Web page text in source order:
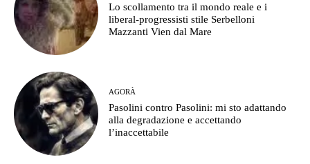
Lo scollamento tra il mondo reale e i
liberal-progressisti stile Serbelloni
Mazzanti Vien dal Mare
AGORÀ
Pasolini contro Pasolini: mi sto adattando
alla degradazione e accettando
l’inaccettabile